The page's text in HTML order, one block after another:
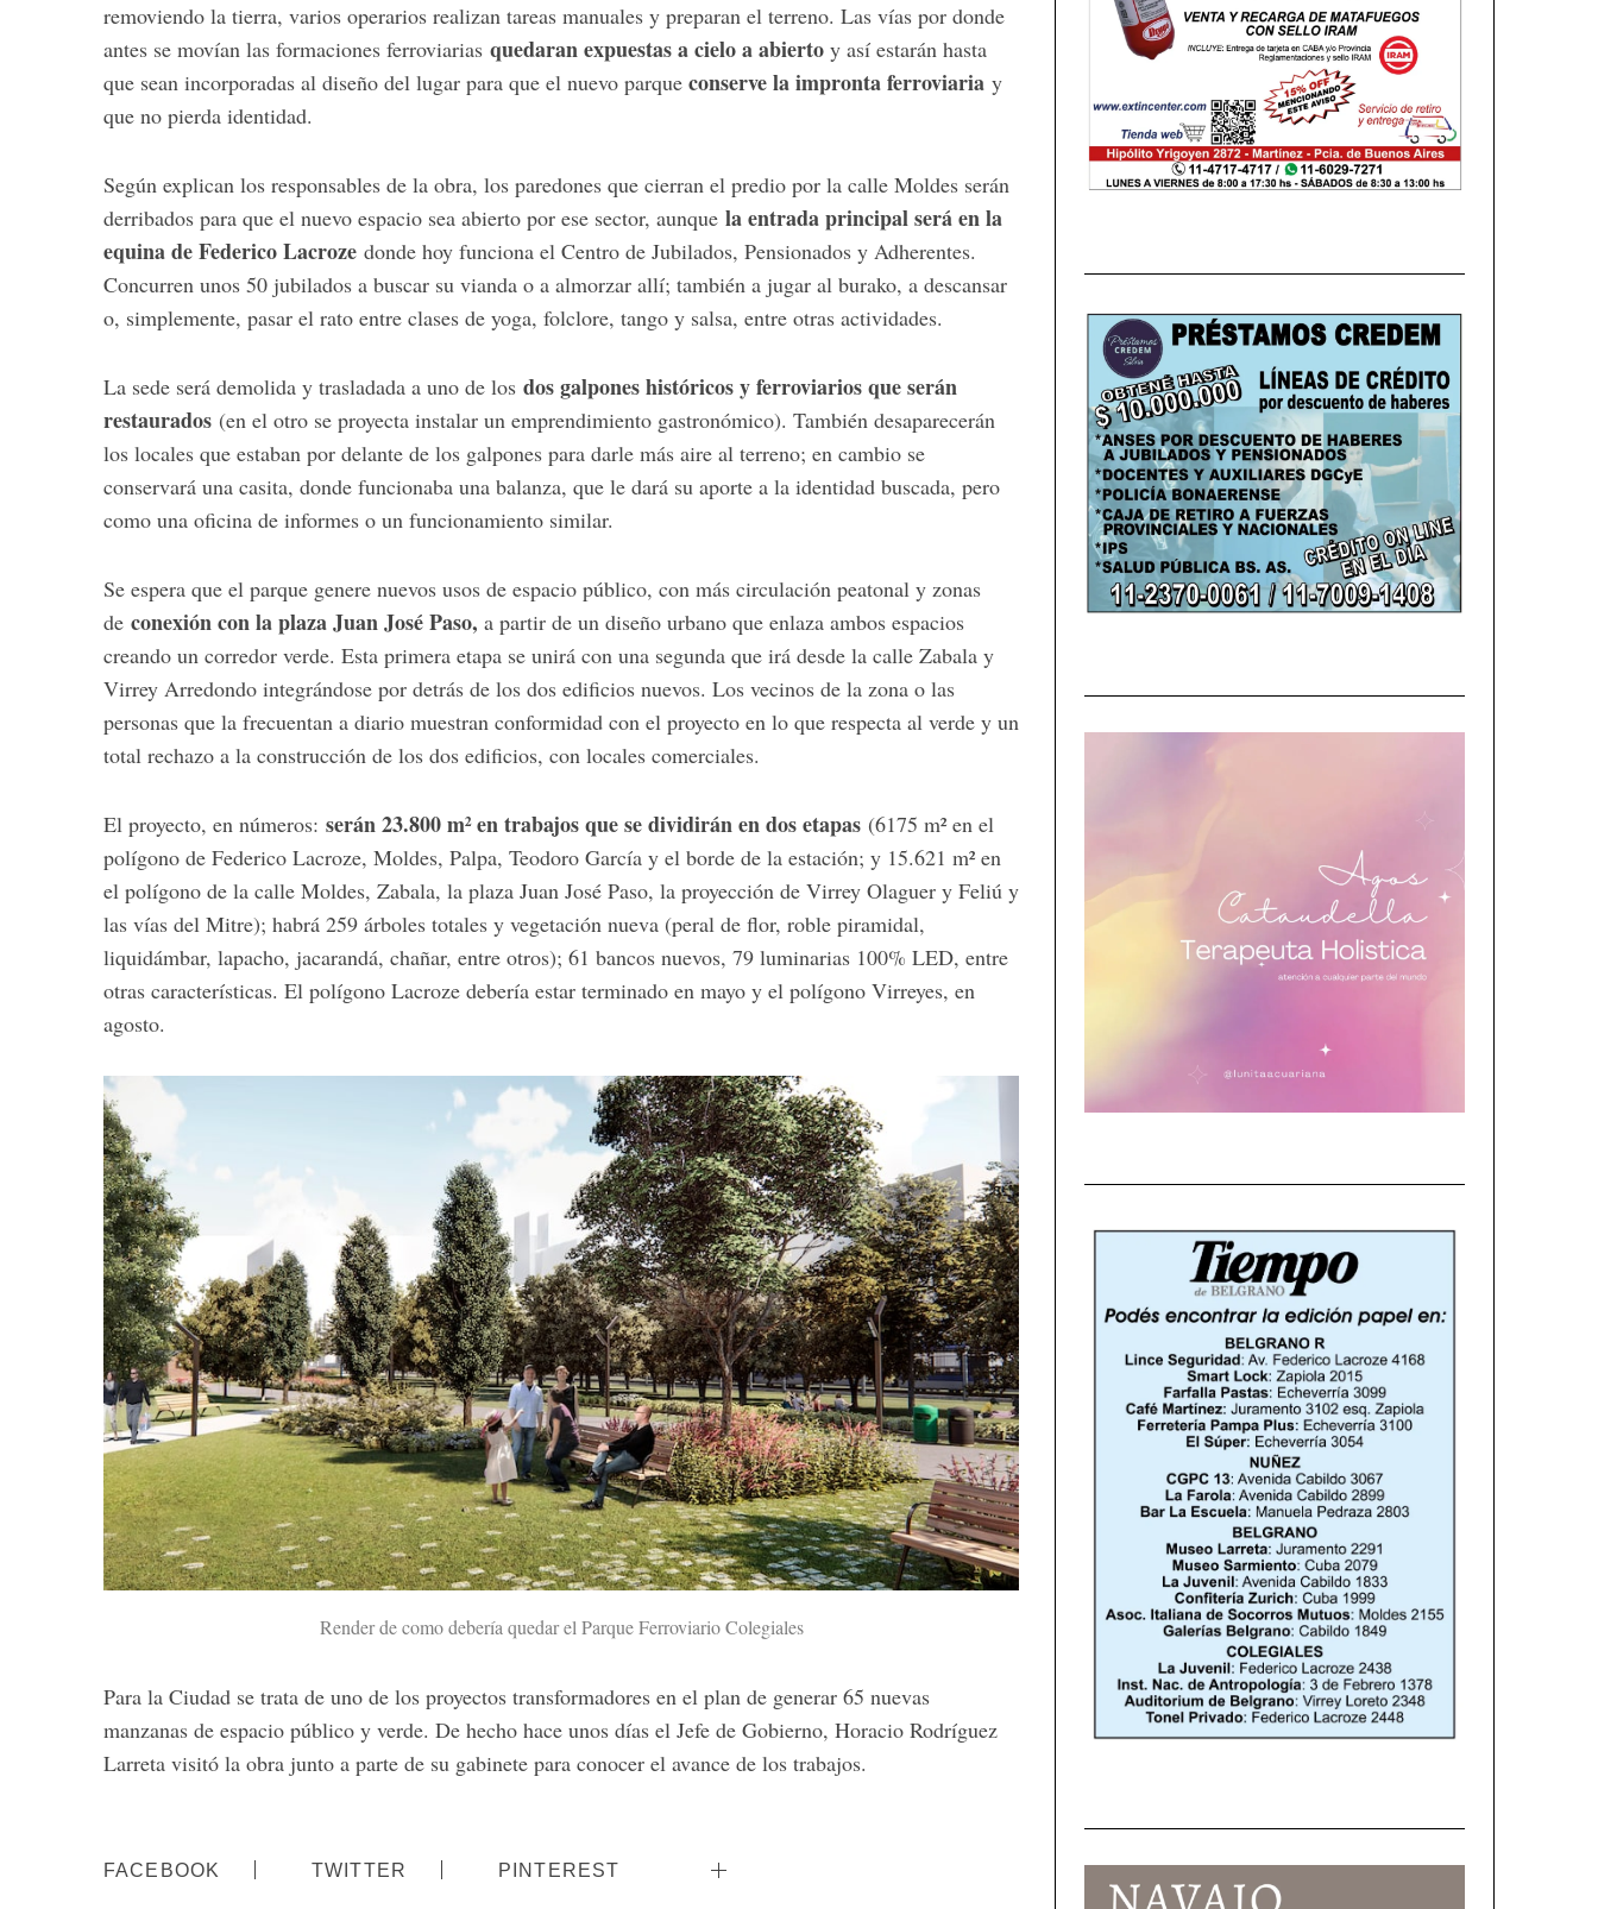
removiendo la tierra, varios operarios realizan tareas manuales y preparan el terreno. Las vías por donde
antes se movían las formaciones ferroviarias quedaran expuestas a cielo a abierto y así estarán hasta
que sean incorporadas al diseño del lugar para que el nuevo parque conserve la impronta ferroviaria y
que no pierda identidad.
Según explican los responsables de la obra, los paredones que cierran el predio por la calle Moldes serán
derribados para que el nuevo espacio sea abierto por ese sector, aunque la entrada principal será en la
equina de Federico Lacroze donde hoy funciona el Centro de Jubilados, Pensionados y Adherentes.
Concurren unos 50 jubilados a buscar su vianda o a almorzar allí; también a jugar al burako, a descansar
o, simplemente, pasar el rato entre clases de yoga, folclore, tango y salsa, entre otras actividades.
La sede será demolida y trasladada a uno de los dos galpones históricos y ferroviarios que serán
restaurados (en el otro se proyecta instalar un emprendimiento gastronómico). También desaparecerán
los locales que estaban por delante de los galpones para darle más aire al terreno; en cambio se
conservará una casita, donde funcionaba una balanza, que le dará su aporte a la identidad buscada, pero
como una oficina de informes o un funcionamiento similar.
Se espera que el parque genere nuevos usos de espacio público, con más circulación peatonal y zonas
de conexión con la plaza Juan José Paso, a partir de un diseño urbano que enlaza ambos espacios
creando un corredor verde. Esta primera etapa se unirá con una segunda que irá desde la calle Zabala y
Virrey Arredondo integrándose por detrás de los dos edificios nuevos. Los vecinos de la zona o las
personas que la frecuentan a diario muestran conformidad con el proyecto en lo que respecta al verde y un
total rechazo a la construcción de los dos edificios, con locales comerciales.
El proyecto, en números: serán 23.800 m² en trabajos que se dividirán en dos etapas (6175 m² en el
polígono de Federico Lacroze, Moldes, Palpa, Teodoro García y el borde de la estación; y 15.621 m² en
el polígono de la calle Moldes, Zabala, la plaza Juan José Paso, la proyección de Virrey Olaguer y Feliú y
las vías del Mitre); habrá 259 árboles totales y vegetación nueva (peral de flor, roble piramidal,
liquidámbar, lapacho, jacarandá, chañar, entre otros); 61 bancos nuevos, 79 luminarias 100% LED, entre
otras características. El polígono Lacroze debería estar terminado en mayo y el polígono Virreyes, en
agosto.
Render de como debería quedar el Parque Ferroviario Colegiales
Para la Ciudad se trata de uno de los proyectos transformadores en el plan de generar 65 nuevas
manzanas de espacio público y verde. De hecho hace unos días el Jefe de Gobierno, Horacio Rodríguez
Larreta visitó la obra junto a parte de su gabinete para conocer el avance de los trabajos.
FACEBOOK TWITTER PINTEREST
h
f
o
r